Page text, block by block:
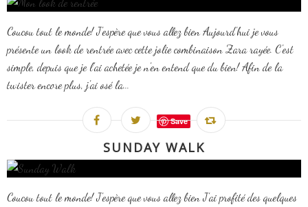
Coucou tout le monde! J'espère que vous allez bien Aujourd'hui je vous
présente un look de rentrée avec cette jolie combinaison Zara rayée. C'est
simple, depuis que je l'ai achetée je n'en entend que du bien! Afin de la
twister encore plus, j'ai osé la...
Save
SUNDAY WALK
Coucou tout le monde! J'espère que vous allez bien J'ai profité des quelques